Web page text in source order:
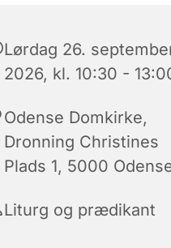
Lørdag 26.
2026, kl. 10:30 -
Odense Domkirke,
Dronning Christines
Plads 1, 5000
Liturg og prædikant